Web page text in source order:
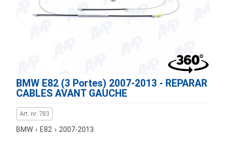
BMW E82 (3 Portes) 2007-2013 - REPARAR
CABLES AVANT GAUCHE
Art. nr. 783
BMW › E82 › 2007-2013